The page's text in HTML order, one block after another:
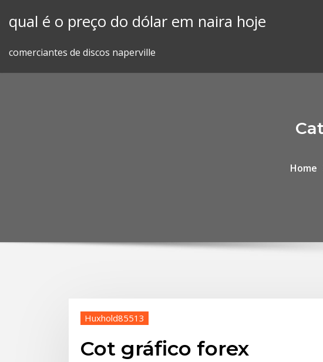
qual é o preço do dólar em naira hoje
comerciantes de discos naperville
Home
Huxhold85513
Cot gráfico forex